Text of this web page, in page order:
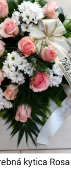
kytica Rosa